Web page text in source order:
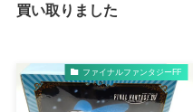
買い取りました
ファイナルファンタジーFF